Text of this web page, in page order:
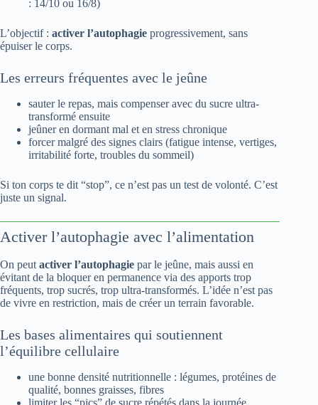
: 14/10 ou 16/8)
L’objectif : activer l’autophagie progressivement, sans
épuiser le corps.
Les erreurs fréquentes avec le jeûne
sauter le repas, mais compenser avec du sucre ultra-
transformé ensuite
jeûner en dormant mal et en stress chronique
forcer malgré des signes clairs (fatigue intense, vertiges,
irritabilité forte, troubles du sommeil)
Si ton corps te dit “stop”, ce n’est pas un test de volonté. C’est
juste un signal.
Activer l’autophagie avec l’alimentation
On peut activer l’autophagie par le jeûne, mais aussi en
évitant de la bloquer en permanence via des apports trop
fréquents, trop sucrés, trop ultra-transformés. L’idée n’est pas
de vivre en restriction, mais de créer un terrain favorable.
Les bases alimentaires qui soutiennent
l’équilibre cellulaire
une bonne densité nutritionnelle : légumes, protéines de
qualité, bonnes graisses, fibres
limiter les “pics” de sucre répétés dans la journée